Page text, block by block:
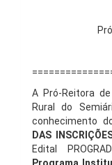
A Pró-Reitora de
Rural do
conhecimento
DAS
Edital